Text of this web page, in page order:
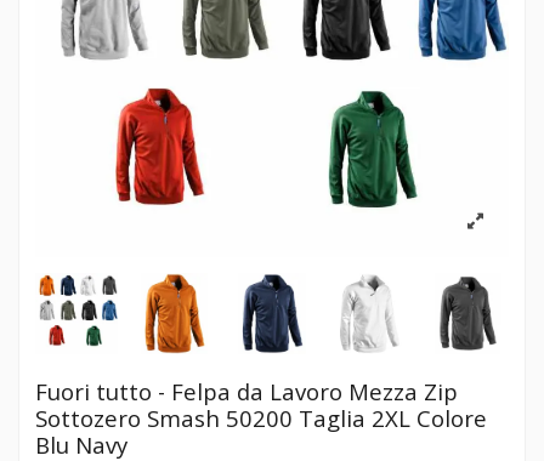
Fuori tutto - Felpa da Lavoro Mezza Zip
Sottozero Smash 50200 Taglia 2XL Colore
Blu Navy